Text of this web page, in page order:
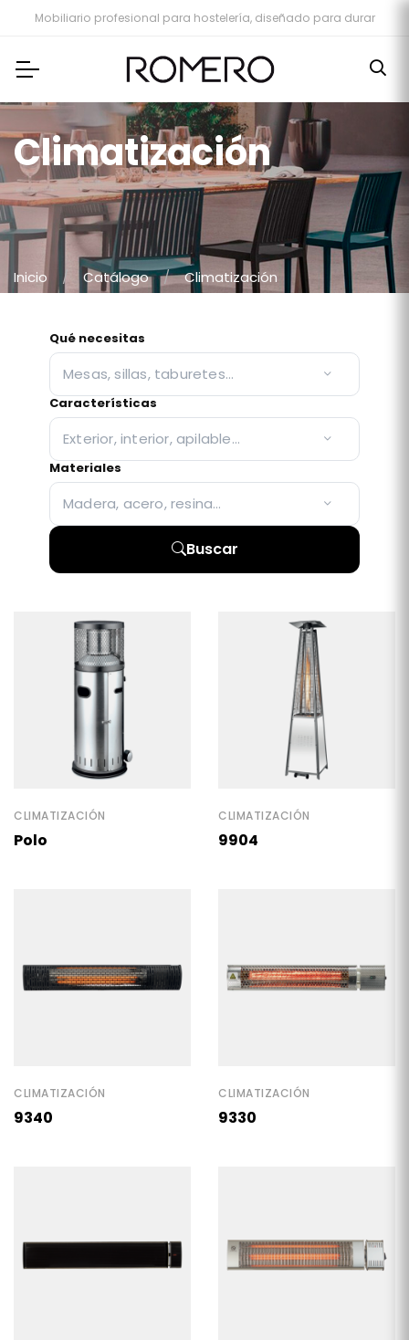
Mobiliario profesional para hostelería, diseñado para durar
Climatización
Inicio Catálogo Climatización
Qué necesitas
Mesas, sillas, taburetes…
Características
Exterior, interior, apilable…
Materiales
Madera, acero, resina…
Buscar
CLIMATIZACIÓN
Polo
CLIMATIZACIÓN
9904
CLIMATIZACIÓN
9340
CLIMATIZACIÓN
9330